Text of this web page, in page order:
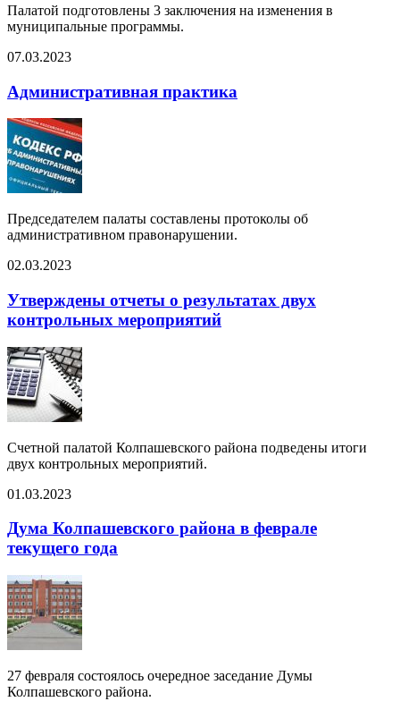
Палатой подготовлены 3 заключения на изменения в
муниципальные программы.
07.03.2023
Административная практика
Председателем палаты составлены протоколы об
административном правонарушении.
02.03.2023
Утверждены отчеты о результатах двух
контрольных мероприятий
Счетной палатой Колпашевского района подведены итоги
двух контрольных мероприятий.
01.03.2023
Дума Колпашевского района в феврале
текущего года
27 февраля состоялось очередное заседание Думы
Колпашевского района.